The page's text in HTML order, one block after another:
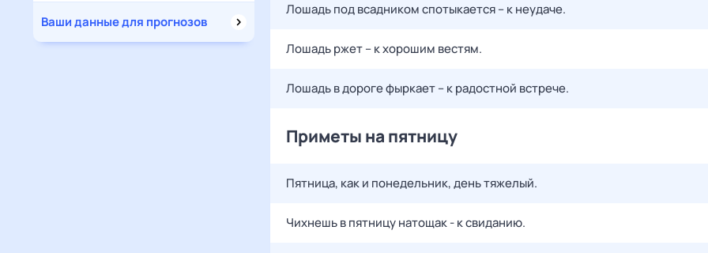
Ваши данные для прогнозов
Лошадь под всадником спотыкается – к неудаче.
Лошадь ржет – к хорошим вестям.
Лошадь в дороге фыркает – к радостной встрече.
Приметы на пятницу
Пятница, как и понедельник, день тяжелый.
Чихнешь в пятницу натощак - к свиданию.